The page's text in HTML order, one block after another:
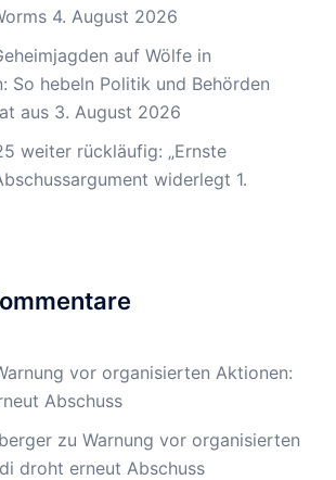
4. August 2026
auf Wölfe in
So hebeln Politik und Behörden
aus 3. August 2026
weiter rückläufig: „Ernste
widerlegt 1.
vor organisierten Aktionen:
Abschuss
zu Warnung vor organisierten
droht erneut Abschuss